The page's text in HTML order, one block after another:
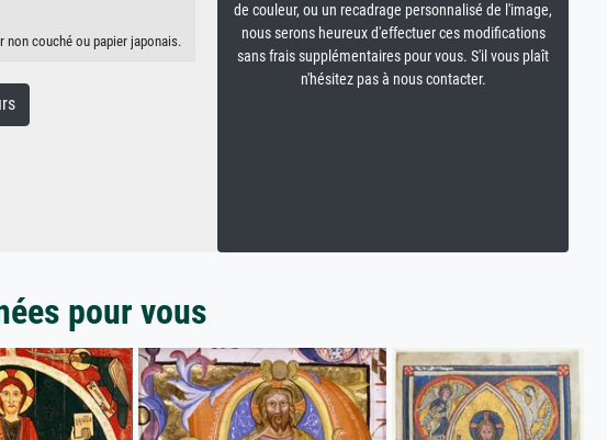
non couché ou papier japonais.
de couleur, ou un recadrage personnalisé de l'image,
nous serons heureux d'effectuer ces modifications
sans frais supplémentaires pour vous. S'il vous plaît
n'hésitez pas à nous contacter.
pour vous